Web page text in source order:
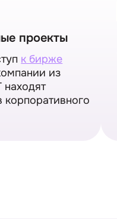
проекты
к бирже
из
корпоративного